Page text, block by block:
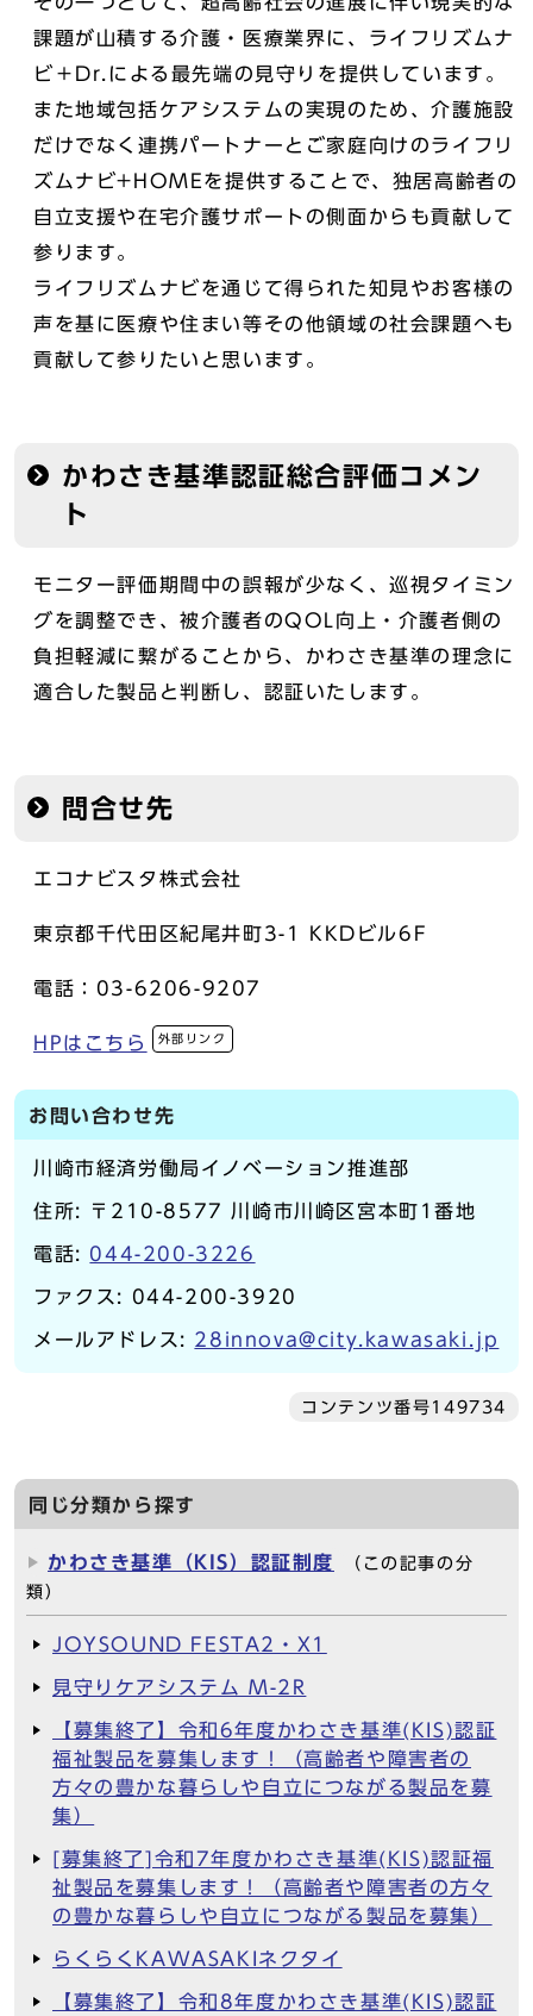
課題が山積する介護・医療業界に、ライフリズムナ
ビ＋Dr.による最先端の見守りを提供しています。
また地域包括ケアシステムの実現のため、介護施設
だけでなく連携パートナーとご家庭向けのライフリ
ズムナビ+HOMEを提供することで、独居高齢者の
自立支援や在宅介護サポートの側面からも貢献して
参ります。
ライフリズムナビを通じて得られた知見やお客様の
声を基に医療や住まい等その他領域の社会課題へも
貢献して参りたいと思います。
かわさき基準認証総合評価コメン
ト
モニター評価期間中の誤報が少なく、巡視タイミン
グを調整でき、被介護者のQOL向上・介護者側の
負担軽減に繋がることから、かわさき基準の理念に
適合した製品と判断し、認証いたします。
問合せ先
エコナビスタ株式会社
東京都千代田区紀尾井町3-1 KKDビル6F
電話：03-6206-9207
HPはこちら 外部リンク
お問い合わせ先
川崎市経済労働局イノベーション推進部
住所: 〒210-8577 川崎市川崎区宮本町1番地
電話: 044-200-3226
ファクス: 044-200-3920
メールアドレス: 28innova@city.kawasaki.jp
コンテンツ番号149734
同じ分類から探す
かわさき基準（KIS）認証制度
（この記事の分
類）
JOYSOUND FESTA2・X1
見守りケアシステム M-2R
【募集終了】令和6年度かわさき基準(KIS)認証
福祉製品を募集します！（高齢者や障害者の
方々の豊かな暮らしや自立につながる製品を募
集）
[募集終了]令和7年度かわさき基準(KIS)認証福
祉製品を募集します！（高齢者や障害者の方々
の豊かな暮らしや自立につながる製品を募集）
らくらくKAWASAKIネクタイ
【募集終了】令和8年度かわさき基準(KIS)認証